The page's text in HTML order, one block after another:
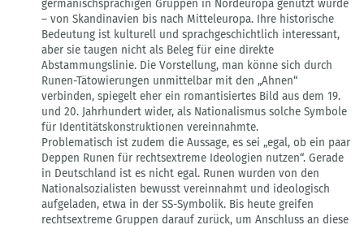
germanischsprachigen Gruppen in Nordeuropa genutzt wurde
– von Skandinavien bis nach Mitteleuropa. Ihre historische
Bedeutung ist kulturell und sprachgeschichtlich interessant,
aber sie taugen nicht als Beleg für eine direkte
Abstammungslinie. Die Vorstellung, man könne sich durch
Runen-Tätowierungen unmittelbar mit den „Ahnen“
verbinden, spiegelt eher ein romantisiertes Bild aus dem 19.
und 20. Jahrhundert wider, als Nationalismus solche Symbole
für Identitätskonstruktionen vereinnahmte.
Problematisch ist zudem die Aussage, es sei „egal, ob ein paar
Deppen Runen für rechtsextreme Ideologien nutzen“. Gerade
in Deutschland ist es nicht egal. Runen wurden von den
Nationalsozialisten bewusst vereinnahmt und ideologisch
aufgeladen, etwa in der SS-Symbolik. Bis heute greifen
rechtsextreme Gruppen darauf zurück, um Anschluss an diese